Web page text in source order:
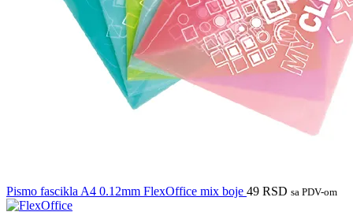
Pismo fascikla A4 0.12mm FlexOffice mix boje 49 RSD sa PDV-om